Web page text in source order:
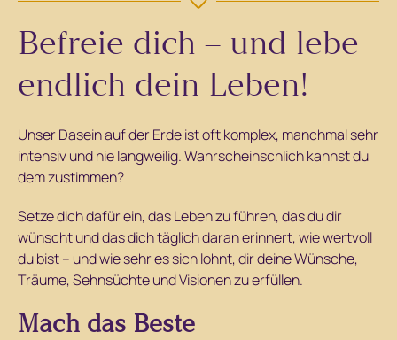
Befreie dich – und lebe
endlich dein Leben!
Unser Dasein auf der Erde ist oft komplex, manchmal sehr
intensiv und nie langweilig. Wahrscheinschlich kannst du
dem zustimmen?
Setze dich dafür ein, das Leben zu führen, das du dir
wünscht und das dich täglich daran erinnert, wie wertvoll
du bist – und wie sehr es sich lohnt, dir deine Wünsche,
Träume, Sehnsüchte und Visionen zu erfüllen.
Mach das Beste